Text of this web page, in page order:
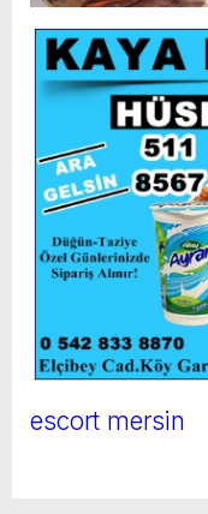
escort mersin